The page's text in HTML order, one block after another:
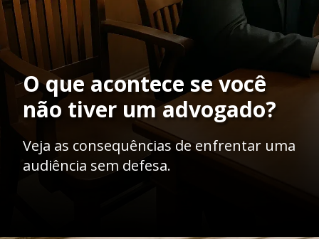
O que acontece se você
não tiver um advogado?
Veja as consequências de enfrentar uma
audiência sem defesa.